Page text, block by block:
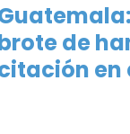
de
en